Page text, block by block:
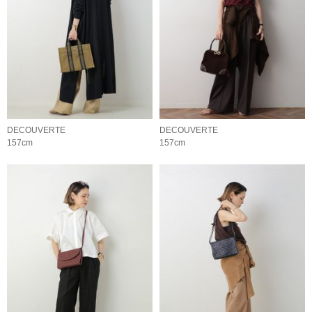
DECOUVERTE
157cm
DECOUVERTE
157cm